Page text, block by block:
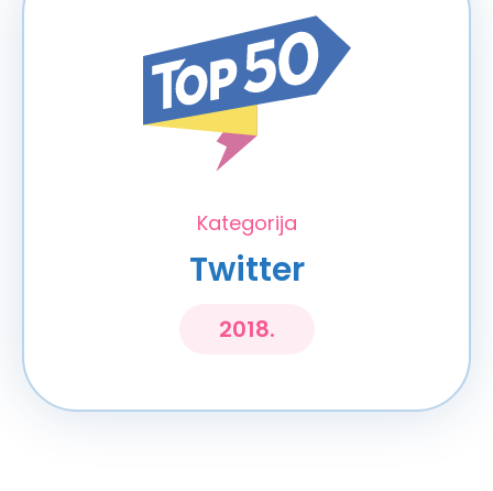
Kategorija
Twitter
2018.